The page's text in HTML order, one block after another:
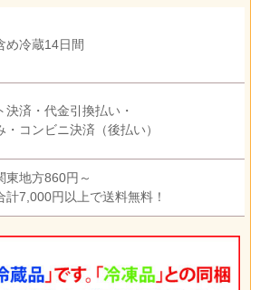
め冷蔵14日間
決済・代金引換払い・
・コンビニ決済（後払い）
東地方860円～
計7,000円以上で送料無料！